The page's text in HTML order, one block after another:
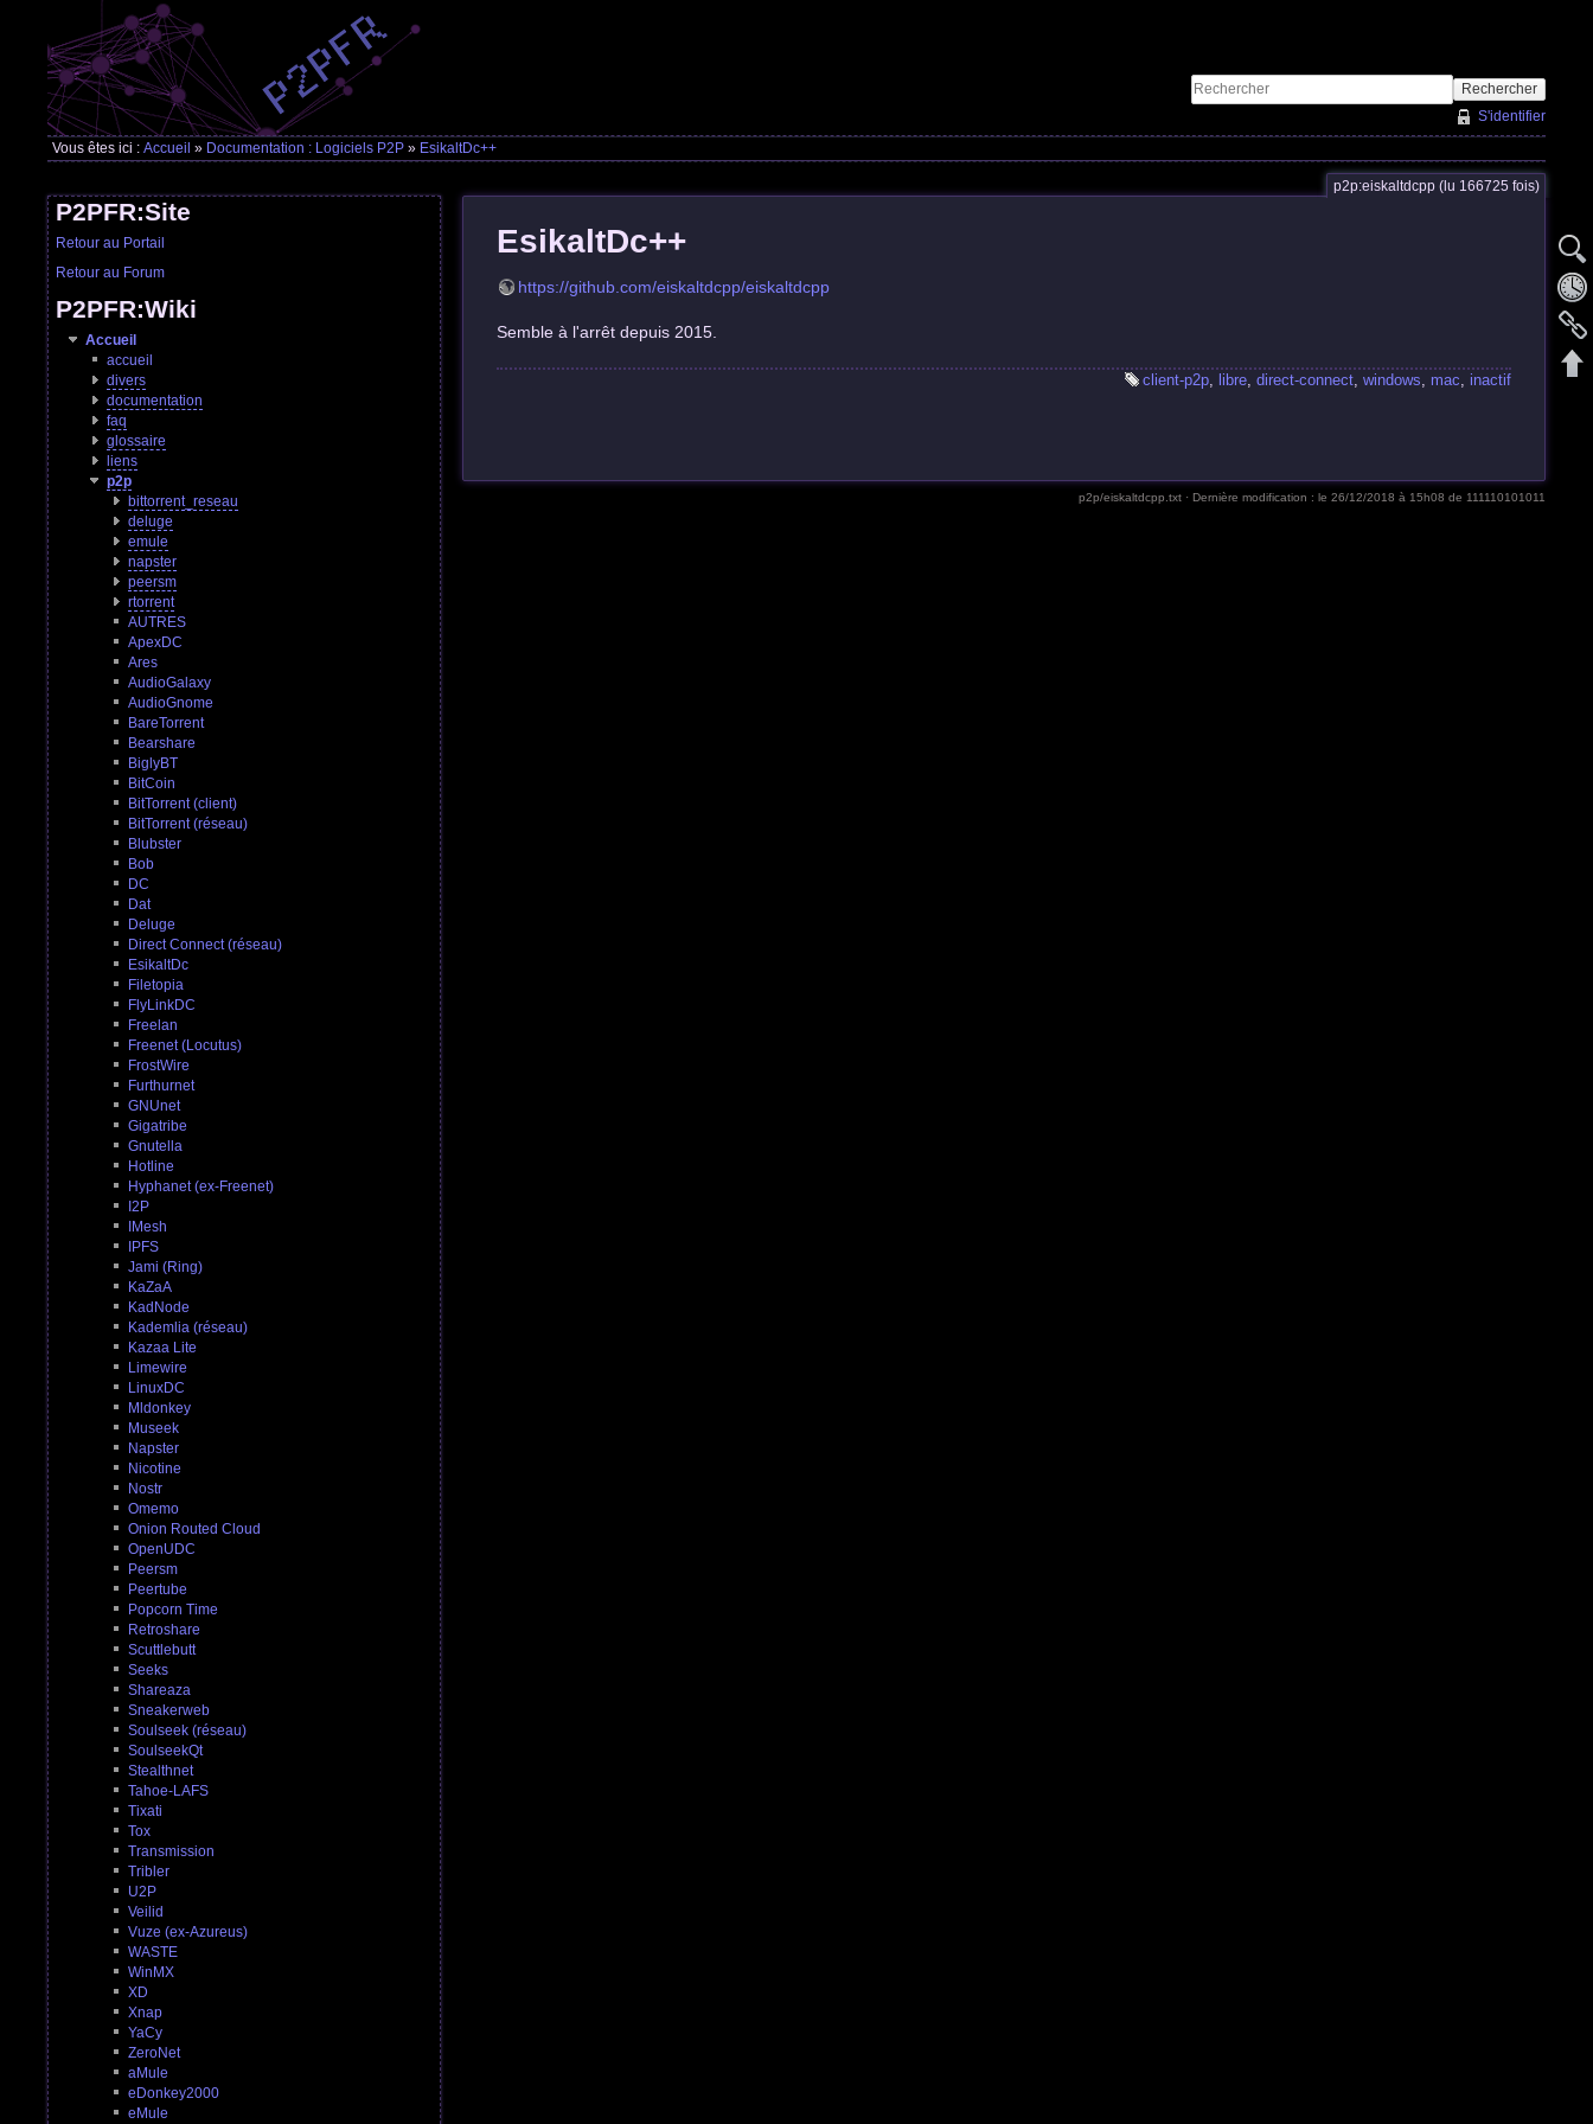
Rechercher
S'identifier
Vous êtes ici :Accueil » Documentation : Logiciels P2P » EsikaltDc++
P2PFR:Site
Retour au Portail
Retour au Forum
P2PFR:Wiki
Accueil
accueil
divers
documentation
faq
glossaire
liens
p2p
bittorrent_reseau
deluge
emule
napster
peersm
rtorrent
AUTRES
ApexDC
Ares
AudioGalaxy
AudioGnome
BareTorrent
Bearshare
BiglyBT
BitCoin
BitTorrent (client)
BitTorrent (réseau)
Blubster
Bob
DC
Dat
Deluge
Direct Connect (réseau)
EsikaltDc
Filetopia
FlyLinkDC
Freelan
Freenet (Locutus)
FrostWire
Furthurnet
GNUnet
Gigatribe
Gnutella
Hotline
Hyphanet (ex-Freenet)
I2P
IMesh
IPFS
Jami (Ring)
KaZaA
KadNode
Kademlia (réseau)
Kazaa Lite
Limewire
LinuxDC
Mldonkey
Museek
Napster
Nicotine
Nostr
Omemo
Onion Routed Cloud
OpenUDC
Peersm
Peertube
Popcorn Time
Retroshare
Scuttlebutt
Seeks
Shareaza
Sneakerweb
Soulseek (réseau)
SoulseekQt
Stealthnet
Tahoe-LAFS
Tixati
Tox
Transmission
Tribler
U2P
Veilid
Vuze (ex-Azureus)
WASTE
WinMX
XD
Xnap
YaCy
ZeroNet
aMule
eDonkey2000
eMule
p2p:eiskaltdcpp (lu 166725 fois)
EsikaltDc++
https://github.com/eiskaltdcpp/eiskaltdcpp
Semble à l'arrêt depuis 2015.
client-p2p libre direct-connect windows mac inactif
p2p/eiskaltdcpp.txt · Dernière modification : le 26/12/2018 à 15h08 de 111110101011